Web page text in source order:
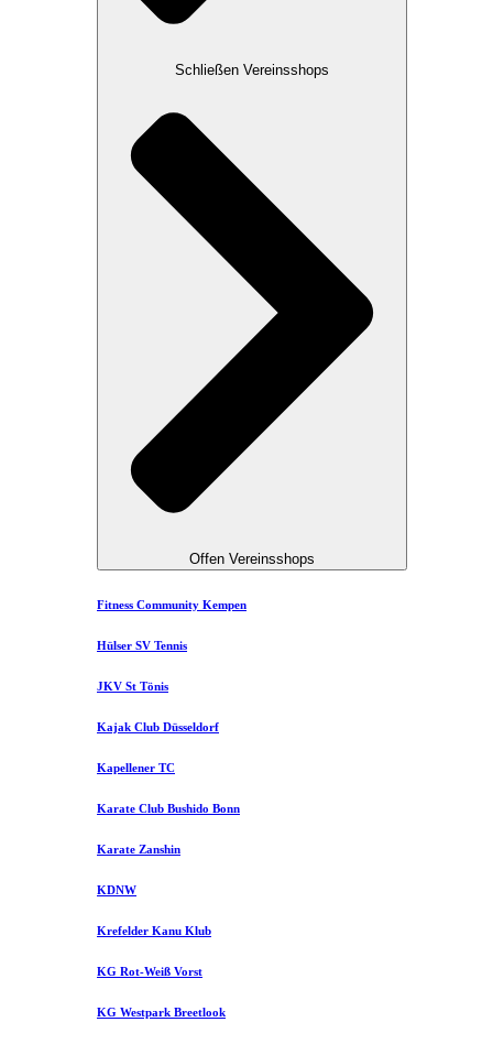
Schließen Vereinsshops
Offen Vereinsshops
Fitness Community Kempen
Hülser SV Tennis
JKV St Tönis
Kajak Club Düsseldorf
Kapellener TC
Karate Club Bushido Bonn
Karate Zanshin
KDNW
Krefelder Kanu Klub
KG Rot-Weiß Vorst
KG Westpark Breetlook